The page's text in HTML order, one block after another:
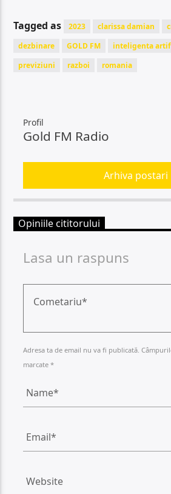
Tagged as 2023 clarissa damian
dezbinare
GOLD FM inteligenta
previziuni
razboi romania
Profil
Gold FM Radio
Arhiva postari
Opiniile cititorului
Lasa un raspuns
Adresa ta de email nu va fi publicată.
marcate *